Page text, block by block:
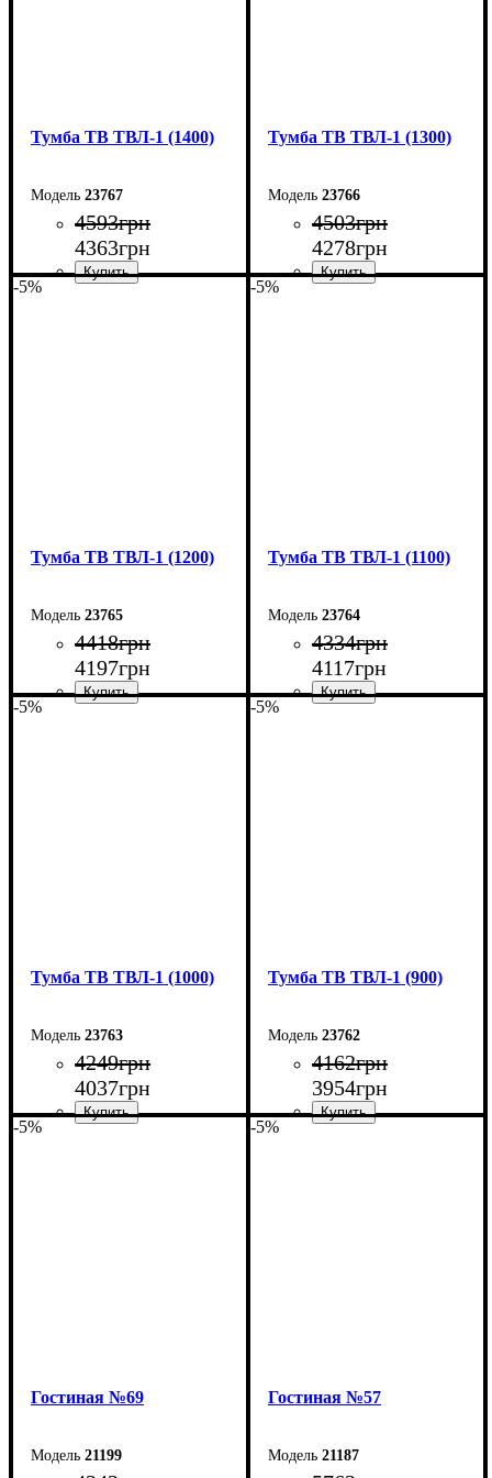
Тумба ТВ ТВЛ-1 (1400)
23767
4593грн
4363грн
Тумба ТВ ТВЛ-1 (1300)
23766
4503грн
4278грн
-5%
Тумба ТВ ТВЛ-1 (1200)
23765
4418грн
4197грн
-5%
Тумба ТВ ТВЛ-1 (1100)
23764
4334грн
4117грн
-5%
Тумба ТВ ТВЛ-1 (1000)
23763
4249грн
4037грн
-5%
Тумба ТВ ТВЛ-1 (900)
23762
4162грн
3954грн
-5%
Гостиная №69
21199
-5%
Гостиная №57
21187